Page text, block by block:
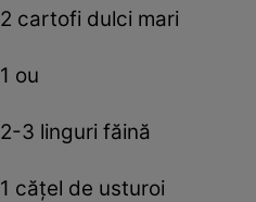
2 cartofi dulci mari
1 ou
2-3 linguri făină
1 cățel de usturoi